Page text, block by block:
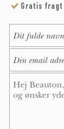
Gratis fragt